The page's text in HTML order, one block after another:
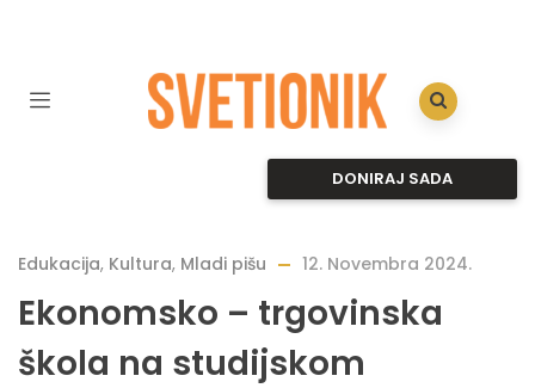
DONIRAJ SADA
Edukacija, Kultura, Mladi pišu 12. Novembra 2024.
Ekonomsko – trgovinska
škola na studijskom